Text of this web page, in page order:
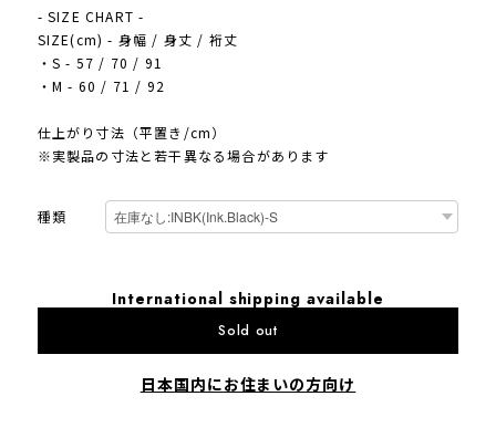
- SIZE CHART -
SIZE(cm) - 身幅 / 身丈 / 裄丈
・S - 57 / 70 / 91
・M - 60 / 71 / 92
仕上がり寸法（平置き/cm）
※実製品の寸法と若干異なる場合があります
種類
International shipping available
Sold out
日本国内にお住まいの方向け